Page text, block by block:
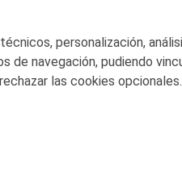
© 2026
personalización,
de navegación, pudiendo
las cookies